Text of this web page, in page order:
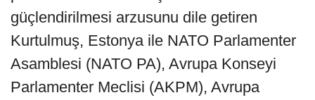
güçlendirilmesi arzusunu dile getiren
Kurtulmuş, Estonya ile NATO Parlamenter
Asamblesi (NATO PA), Avrupa Konseyi
Parlamenter Meclisi (AKPM), Avrupa